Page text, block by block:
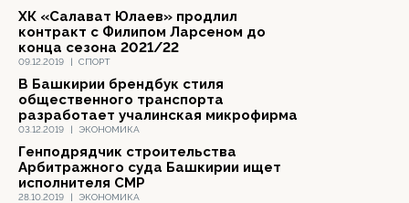
09.12.2019 | СПОРТ
ХК «Салават Юлаев» продлил
контракт с Филипом Ларсеном до
конца сезона 2021/22
03.12.2019 | ЭКОНОМИКА
В Башкирии брендбук стиля
общественного транспорта
разработает учалинская микрофирма
28.10.2019 | ЭКОНОМИКА
Генподрядчик строительства
Арбитражного суда Башкирии ищет
исполнителя СМР